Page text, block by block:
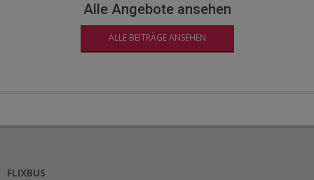
Alle Angebote ansehen
ALLE BEITRÄGE ANSEHEN
FLIXBUS